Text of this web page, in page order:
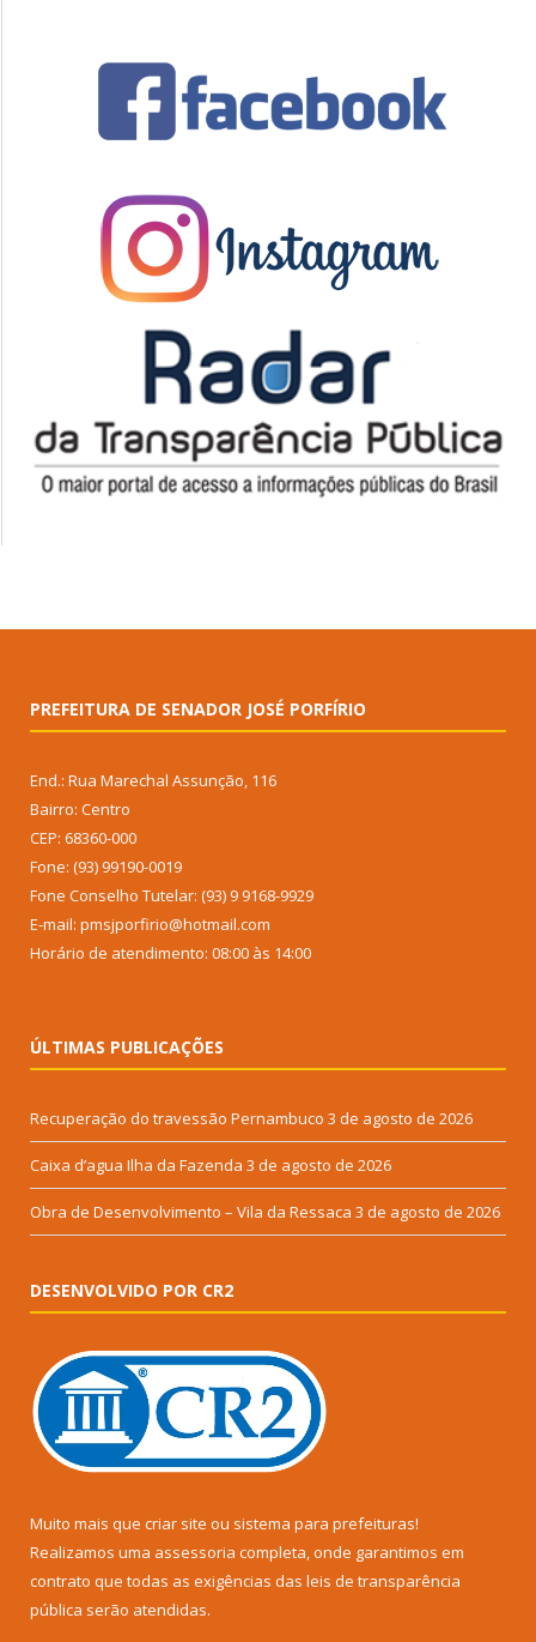
PREFEITURA DE SENADOR JOSÉ PORFÍRIO
End.: Rua Marechal Assunção, 116
Bairro: Centro
CEP: 68360-000
Fone: (93) 99190-0019
Fone Conselho Tutelar: (93) 9 9168-9929
E-mail: pmsjporfirio@hotmail.com
Horário de atendimento: 08:00 às 14:00
ÚLTIMAS PUBLICAÇÕES
Recuperação do travessão Pernambuco 3 de agosto de 2026
Caixa d’agua Ilha da Fazenda 3 de agosto de 2026
Obra de Desenvolvimento – Vila da Ressaca 3 de agosto de 2026
DESENVOLVIDO POR CR2
Muito mais que criar site ou sistema para prefeituras!
Realizamos uma assessoria completa, onde garantimos em
contrato que todas as exigências das leis de transparência
pública serão atendidas.